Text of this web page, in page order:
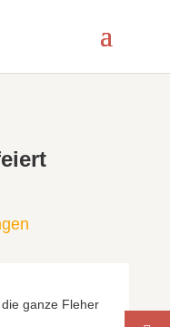
ganze Fleher